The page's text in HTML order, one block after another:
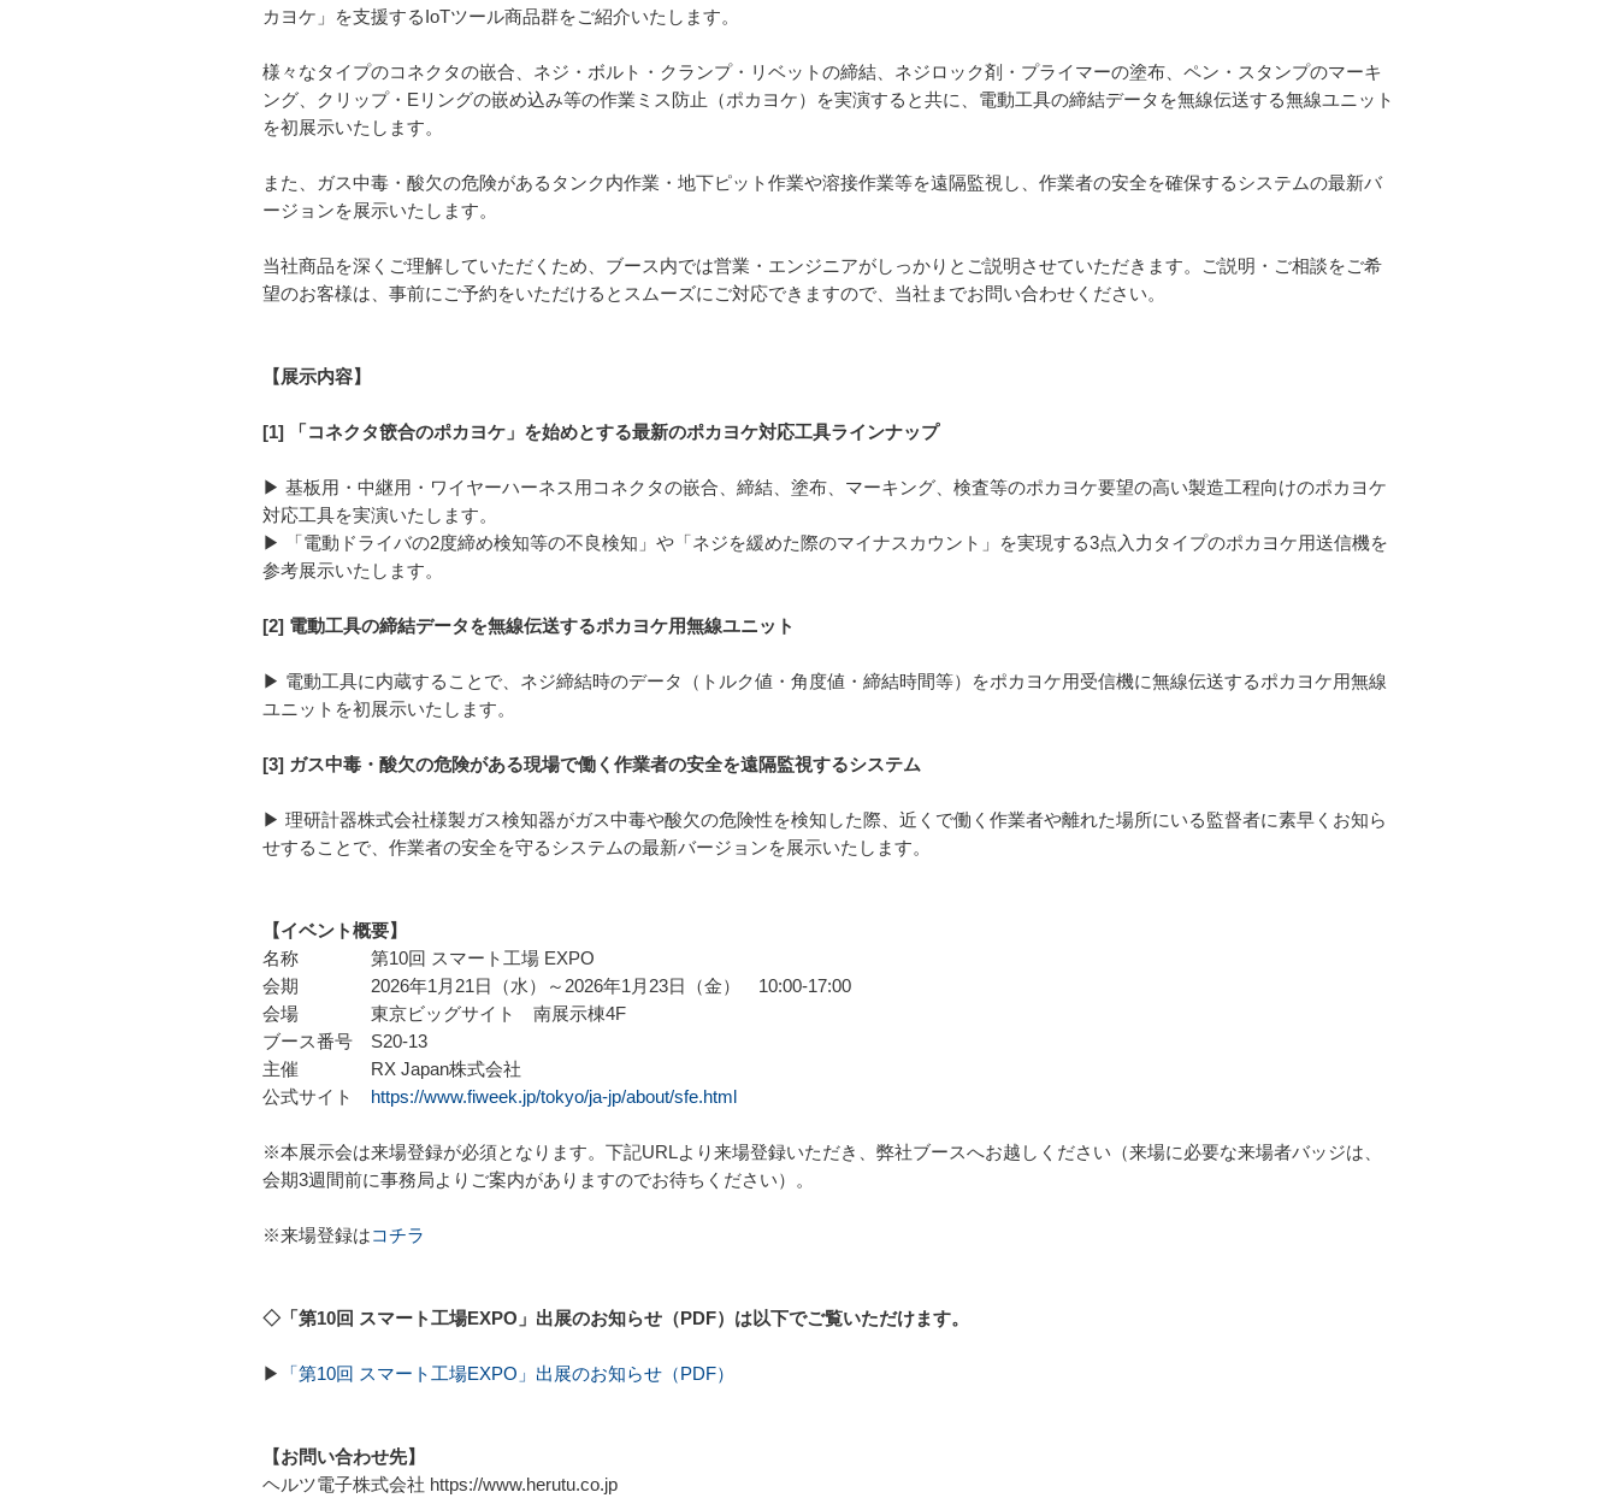
カヨケ」を支援するIoTツール商品群をご紹介いたします。
様々なタイプのコネクタの嵌合、ネジ・ボルト・クランプ・リベットの締結、ネジロック剤・プライマーの塗布、ペン・スタンプのマーキ
ング、クリップ・Eリングの嵌め込み等の作業ミス防止（ポカヨケ）を実演すると共に、電動工具の締結データを無線伝送する無線ユニット
を初展示いたします。
また、ガス中毒・酸欠の危険があるタンク内作業・地下ピット作業や溶接作業等を遠隔監視し、作業者の安全を確保するシステムの最新バ
ージョンを展示いたします。
当社商品を深くご理解していただくため、ブース内では営業・エンジニアがしっかりとご説明させていただきます。ご説明・ご相談をご希
望のお客様は、事前にご予約をいただけるとスムーズにご対応できますので、当社までお問い合わせください。
【展示内容】
[1] 「コネクタ篏合のポカヨケ」を始めとする最新のポカヨケ対応工具ラインナップ
▶ 基板用・中継用・ワイヤーハーネス用コネクタの嵌合、締結、塗布、マーキング、検査等のポカヨケ要望の高い製造工程向けのポカヨケ
対応工具を実演いたします。
▶ 「電動ドライバの2度締め検知等の不良検知」や「ネジを緩めた際のマイナスカウント」を実現する3点入力タイプのポカヨケ用送信機を
参考展示いたします。
[2] 電動工具の締結データを無線伝送するポカヨケ用無線ユニット
▶ 電動工具に内蔵することで、ネジ締結時のデータ（トルク値・角度値・締結時間等）をポカヨケ用受信機に無線伝送するポカヨケ用無線
ユニットを初展示いたします。
[3] ガス中毒・酸欠の危険がある現場で働く作業者の安全を遠隔監視するシステム
▶ 理研計器株式会社様製ガス検知器がガス中毒や酸欠の危険性を検知した際、近くで働く作業者や離れた場所にいる監督者に素早くお知ら
せすることで、作業者の安全を守るシステムの最新バージョンを展示いたします。
【イベント概要】
名称 第10回 スマート工場 EXPO
会期 2026年1月21日（水）～2026年1月23日（金） 10:00-17:00
会場 東京ビッグサイト 南展示棟4F
ブース番号 S20-13
主催 RX Japan株式会社
公式サイト https://www.fiweek.jp/tokyo/ja-jp/about/sfe.html
※本展示会は来場登録が必須となります。下記URLより来場登録いただき、弊社ブースへお越しください（来場に必要な来場者バッジは、
会期3週間前に事務局よりご案内がありますのでお待ちください）。
※来場登録はコチラ
◇「第10回 スマート工場EXPO」出展のお知らせ（PDF）は以下でご覧いただけます。
▶ 「第10回 スマート工場EXPO」出展のお知らせ（PDF）
【お問い合わせ先】
ヘルツ電子株式会社 https://www.herutu.co.jp